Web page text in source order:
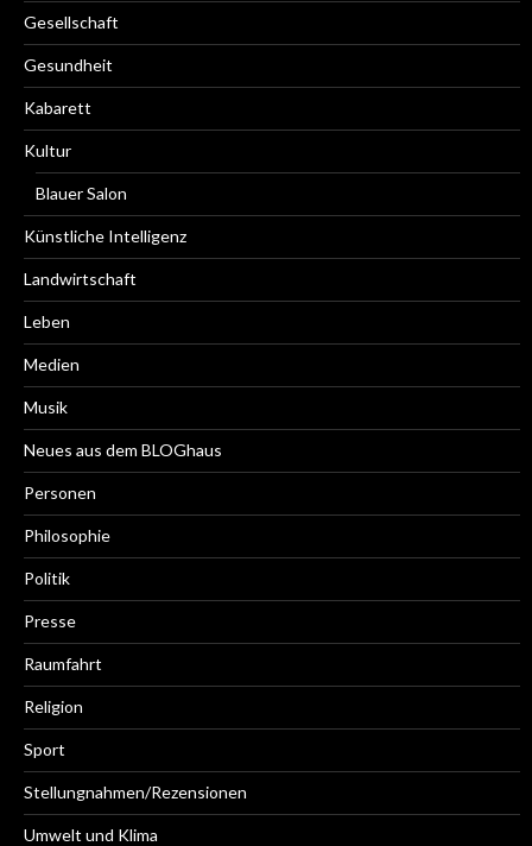
Gesellschaft
Gesundheit
Kabarett
Kultur
Blauer Salon
Künstliche Intelligenz
Landwirtschaft
Leben
Medien
Musik
Neues aus dem BLOGhaus
Personen
Philosophie
Politik
Presse
Raumfahrt
Religion
Sport
Stellungnahmen/Rezensionen
Umwelt und Klima